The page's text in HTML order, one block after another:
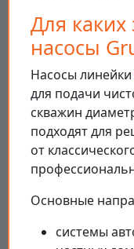
Для каких
насосы
Насосы линейки
для подачи
скважин
подходят для
от
Основные
системы